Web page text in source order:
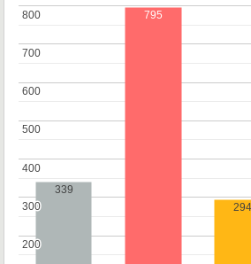
200
200
300
300
400
400
500
500
600
600
700
700
800
800
339
795
294